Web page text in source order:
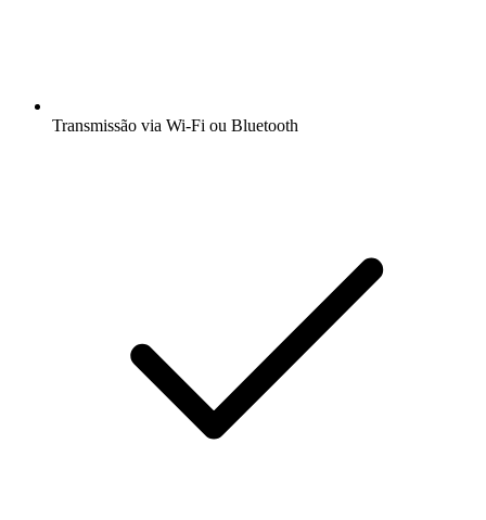
Transmissão via Wi-Fi ou Bluetooth